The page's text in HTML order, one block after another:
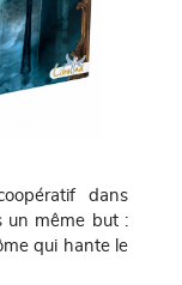
dans
un même but :
qui hante le